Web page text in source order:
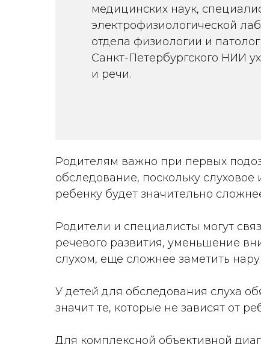
медицинских наук,
электрофизиологической
отдела физиологии и
Санкт-Петербургского НИИ
и речи.
Родителям важно при первых
обследование, поскольку
ребенку будет значительно
Родители и специалисты могут
речевого развития, уменьшение
слухом, еще сложнее заметить
У детей для обследования слуха
значит те, которые не зависят от
Для комплексной объективной